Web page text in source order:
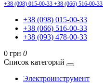
+38 (098) 015-00-33 +38 (066) 516-00-33
+38 (098) 015-00-33
+38 (066) 516-00-33
+38 (093) 478-00-33
0 грн 0
Список категорий
Электроинструмент